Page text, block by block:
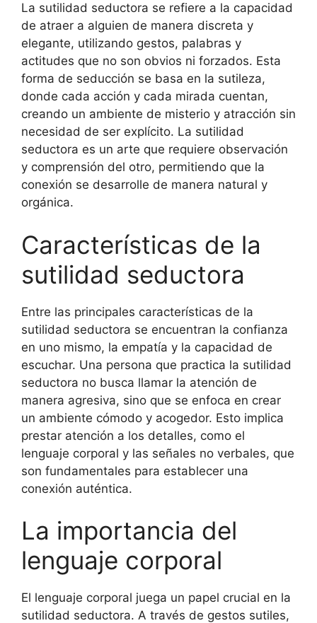
La sutilidad seductora se refiere a la capacidad
de atraer a alguien de manera discreta y
elegante, utilizando gestos, palabras y
actitudes que no son obvios ni forzados. Esta
forma de seducción se basa en la sutileza,
donde cada acción y cada mirada cuentan,
creando un ambiente de misterio y atracción sin
necesidad de ser explícito. La sutilidad
seductora es un arte que requiere observación
y comprensión del otro, permitiendo que la
conexión se desarrolle de manera natural y
orgánica.
Características de la
sutilidad seductora
Entre las principales características de la
sutilidad seductora se encuentran la confianza
en uno mismo, la empatía y la capacidad de
escuchar. Una persona que practica la sutilidad
seductora no busca llamar la atención de
manera agresiva, sino que se enfoca en crear
un ambiente cómodo y acogedor. Esto implica
prestar atención a los detalles, como el
lenguaje corporal y las señales no verbales, que
son fundamentales para establecer una
conexión auténtica.
La importancia del
lenguaje corporal
El lenguaje corporal juega un papel crucial en la
sutilidad seductora. A través de gestos sutiles,